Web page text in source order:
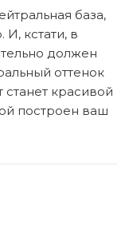
база,
И, кстати, в
должен
оттенок
красивой
построен ваш